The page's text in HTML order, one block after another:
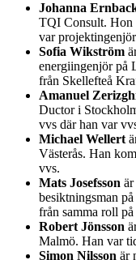
Johanna
TQI Consult. Hon
var
Sofia Wikström
energiingenjör på
från Skellefteå
Amanuel
Ductor i
vvs där han var
Michael Wellert
Västerås. Han
vvs.
Mats Josefsson
besiktningsman
från samma roll
Robert Jönsson
Malmö. Han var
Simon Nilsson är